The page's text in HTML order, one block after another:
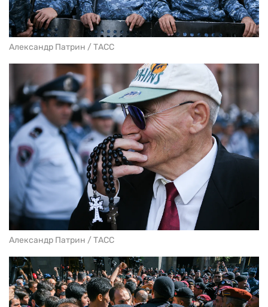
Александр Патрин / ТАСС
Александр Патрин / ТАСС